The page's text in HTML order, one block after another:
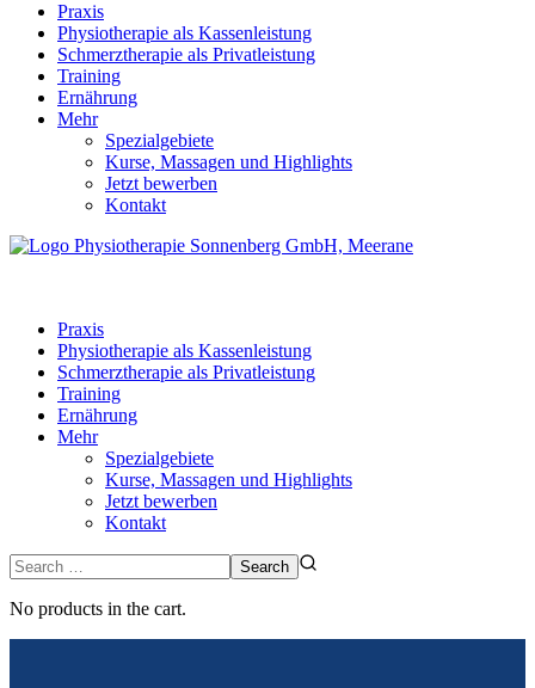
Praxis
Physiotherapie als Kassenleistung
Schmerztherapie als Privatleistung
Training
Ernährung
Mehr
Spezialgebiete
Kurse, Massagen und Highlights
Jetzt bewerben
Kontakt
Praxis
Physiotherapie als Kassenleistung
Schmerztherapie als Privatleistung
Training
Ernährung
Mehr
Spezialgebiete
Kurse, Massagen und Highlights
Jetzt bewerben
Kontakt
No products in the cart.